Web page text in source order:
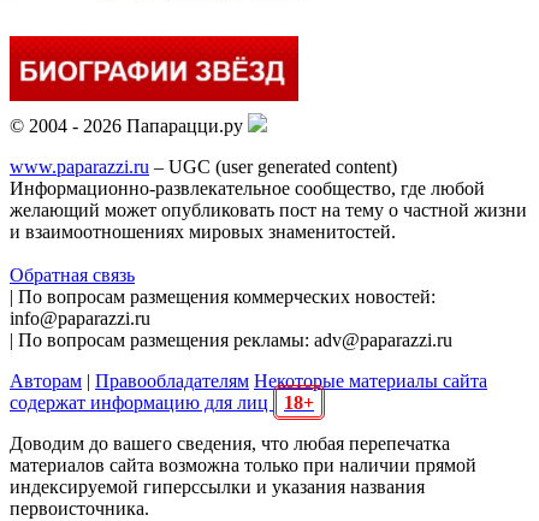
© 2004 - 2026 Папарацци.ру
www.paparazzi.ru – UGC (user generated content)
Информационно-развлекательное сообщество, где любой
желающий может опубликовать пост на тему о частной жизни
и взаимоотношениях мировых знаменитостей.
Обратная связь
| По вопросам размещения коммерческих новостей:
info@paparazzi.ru
| По вопросам размещения рекламы: adv@paparazzi.ru
Авторам | Правообладателям Некоторые материалы сайта
содержат информацию для лиц
18+
Доводим до вашего сведения, что любая перепечатка
материалов сайта возможна только при наличии прямой
индексируемой гиперссылки и указания названия
первоисточника.